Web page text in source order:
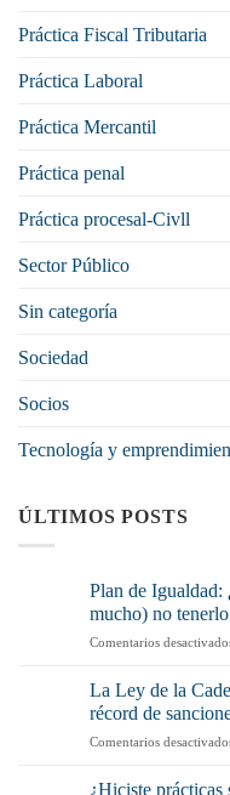
Práctica Fiscal Tributaria
Práctica Laboral
Práctica Mercantil
Práctica penal
Práctica procesal-Civll
Sector Público
Sin categoría
Sociedad
Socios
Tecnología y
ÚLTIMOS POSTS
Plan de Igualdad:
mucho) no
Comentarios
La Ley de la
récord de
Comentarios
¿Hiciste prácticas